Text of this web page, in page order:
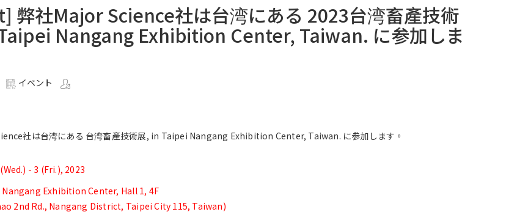
弊社Major Science社は台湾にある 2023台湾畜產技術
Nangang Exhibition Center, Taiwan. に参加しま
イベント
社は台湾にある 台湾畜產技術展, in Taipei Nangang Exhibition Center, Taiwan. に参加します。
- 3 (Fri.), 2023
Nangang Exhibition Center, Hall 1, 4F
2nd Rd., Nangang District, Taipei City 115, Taiwan)